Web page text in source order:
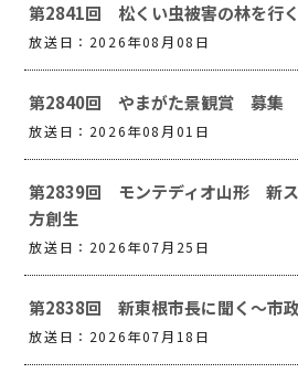
第2841回 松くい虫被害の林を行
放送日：2026年08月08日
第2840回 やまがた景観賞 募集
放送日：2026年08月01日
第2839回 モンテディオ山形 新ス
方創生
放送日：2026年07月25日
第2838回 新東根市長に聞く～市
放送日：2026年07月18日